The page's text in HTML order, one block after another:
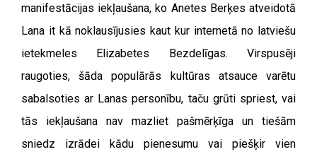
manifestācijas iekļaušana, ko Anetes Berķes atveidotā
Lana it kā noklausījusies kaut kur internetā no latviešu
ietekmeles Elizabetes Bezdelīgas. Virspusēji
raugoties, šāda populārās kultūras atsauce varētu
sabalsoties ar Lanas personību, taču grūti spriest, vai
tās iekļaušana nav mazliet pašmērķīga un tiešām
sniedz izrādei kādu pienesumu vai piešķir vien